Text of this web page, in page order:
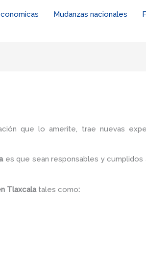
Mudanzas nacionales
que lo amerite, trae nuevas
es que sean responsables y cumplidos
Tlaxcala tales como: